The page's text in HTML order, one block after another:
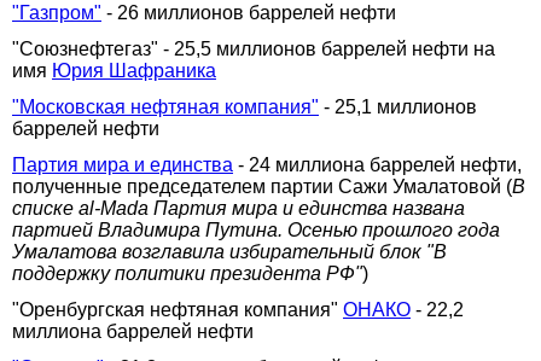
"Газпром" - 26 миллионов баррелей нефти
"Союзнефтегаз" - 25,5 миллионов баррелей нефти на
имя Юрия Шафраника
"Московская нефтяная компания" - 25,1 миллионов
баррелей нефти
Партия мира и единства - 24 миллиона баррелей нефти,
полученные председателем партии Сажи Умалатовой (В
списке al-Mada Партия мира и единства названа
партией Владимира Путина. Осенью прошлого года
Умалатова возглавила избирательный блок "В
поддержку политики президента РФ")
"Оренбургская нефтяная компания" ОНАКО - 22,2
миллиона баррелей нефти